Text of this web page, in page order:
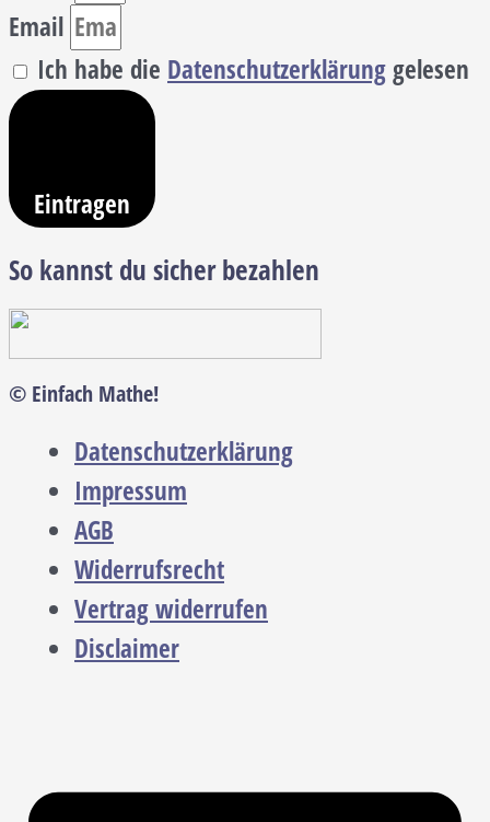
Email
Ich habe die Datenschutzerklärunggelesen
Eintragen
So kannst du sicher bezahlen
© Einfach Mathe!
Datenschutzerklärung
Impressum
AGB
Widerrufsrecht
Vertrag widerrufen
Disclaimer